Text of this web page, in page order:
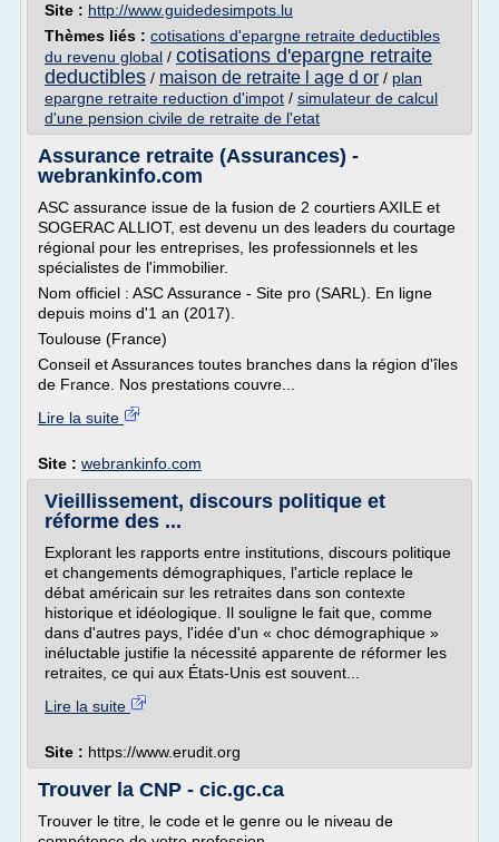
Site : http://www.guidedesimpots.lu
Thèmes liés : cotisations d'epargne retraite deductibles
du revenu global / cotisations d'epargne retraite
deductibles / maison de retraite l age d or / plan
epargne retraite reduction d'impot / simulateur de calcul
d'une pension civile de retraite de l'etat
Assurance retraite (Assurances) -
webrankinfo.com
ASC assurance issue de la fusion de 2 courtiers AXILE et
SOGERAC ALLIOT, est devenu un des leaders du courtage
régional pour les entreprises, les professionnels et les
spécialistes de l'immobilier.
Nom officiel : ASC Assurance - Site pro (SARL). En ligne
depuis moins d'1 an (2017).
Toulouse (France)
Conseil et Assurances toutes branches dans la région d'îles
de France. Nos prestations couvre...
Lire la suite
Site : webrankinfo.com
Vieillissement, discours politique et
réforme des ...
Explorant les rapports entre institutions, discours politique
et changements démographiques, l'article replace le
débat américain sur les retraites dans son contexte
historique et idéologique. Il souligne le fait que, comme
dans d'autres pays, l'idée d'un « choc démographique »
inéluctable justifie la nécessité apparente de réformer les
retraites, ce qui aux États-Unis est souvent...
Lire la suite
Site : https://www.erudit.org
Trouver la CNP - cic.gc.ca
Trouver le titre, le code et le genre ou le niveau de